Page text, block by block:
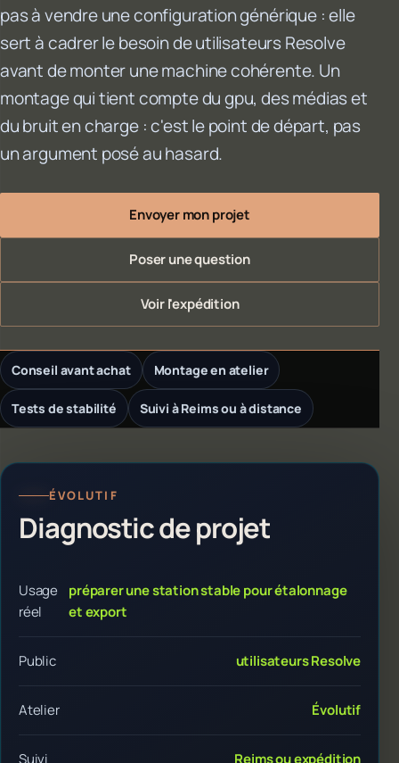
pas à vendre une configuration générique : elle
sert à cadrer le besoin de utilisateurs Resolve
avant de monter une machine cohérente. Un
montage qui tient compte du gpu, des médias et
du bruit en charge : c'est le point de départ, pas
un argument posé au hasard.
Envoyer mon projet
Poser une question
Voir l'expédition
Conseil avant achat Montage en atelier
Tests de stabilité Suivi à Reims ou à distance
ÉVOLUTIF
Diagnostic de projet
Usage
réel
préparer une station stable pour étalonnage
et export
Public utilisateurs Resolve
Atelier Évolutif
Suivi Reims ou expédition